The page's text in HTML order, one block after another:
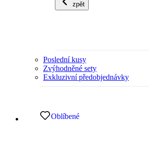
zpět
Poslední kusy
Zvýhodněné sety
Exkluzivní předobjednávky
Oblíbené